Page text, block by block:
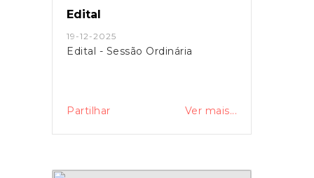
Edital
19-12-2025
Edital - Sessão Ordinária
Partilhar Ver mais...